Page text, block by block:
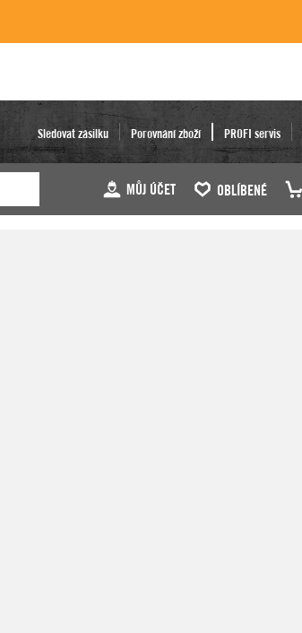
Sledovat zásilku Porovnání zboží PROFI servis
MŮJ ÚČET OBLÍBENÉ